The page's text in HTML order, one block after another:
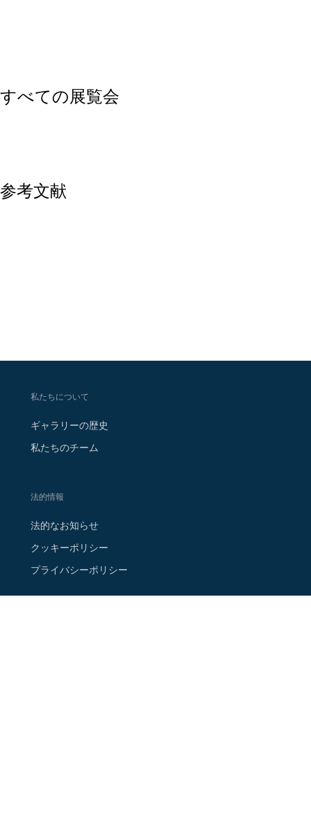
すべての展覧会
参考文献
私たちについて
ギャラリーの歴史
私たちのチーム
法的情報
法的なお知らせ
クッキーポリシー
プライバシーポリシー